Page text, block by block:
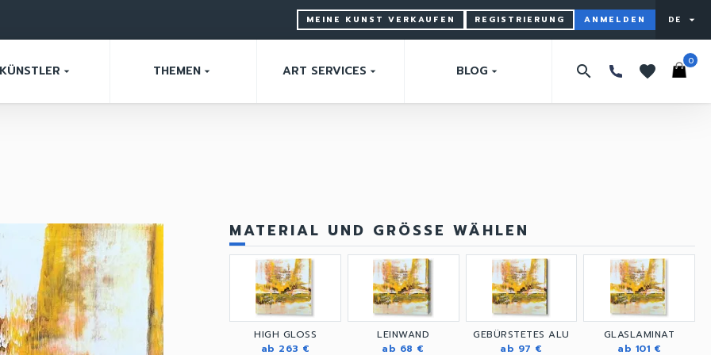
MEINE KUNST VERKAUFEN REGISTRIERUNG ANMELDEN DE arrow_drop_down
KÜNSTLER arrow_drop_down THEMEN arrow_drop_down ART SERVICES arrow_drop_down BLOG arrow_drop_down search favorites
0
MATERIAL UND GRÖSSE WÄHLEN
HIGH GLOSS
ab 263 €
LEINWAND
ab 68 €
GEBÜRSTETES ALU
ab 97 €
GLASLAMINAT
ab 101 €